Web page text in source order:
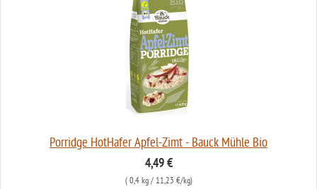
Porridge HotHafer Apfel-Zimt - Bauck Mühle Bio
4,49 €
( 0,4 kg/ 11,23 €/kg)